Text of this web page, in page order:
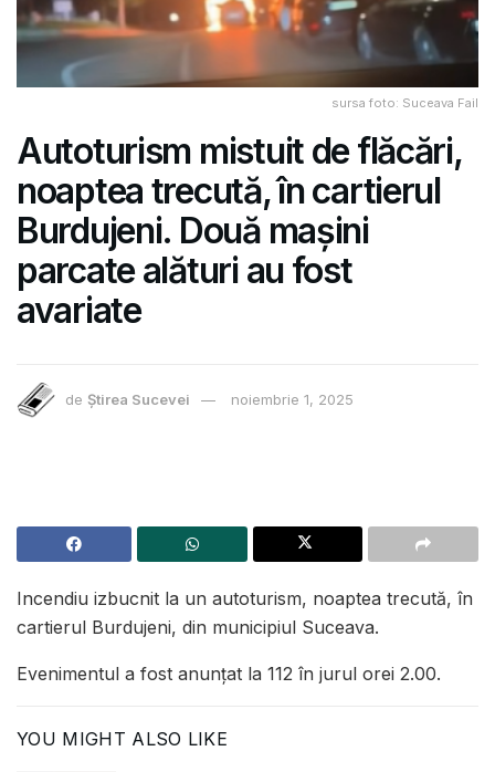
sursa foto: Suceava Fail
Autoturism mistuit de flăcări,
noaptea trecută, în cartierul
Burdujeni. Două mașini
parcate alături au fost
avariate
de Știrea Sucevei noiembrie 1, 2025
Incendiu izbucnit la un autoturism, noaptea trecută, în
cartierul Burdujeni, din municipiul Suceava.
Evenimentul a fost anunțat la 112 în jurul orei 2.00.
YOU MIGHT ALSO LIKE